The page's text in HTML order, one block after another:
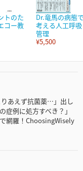
トのた
コー教
Dr.竜馬の病態
考える人工呼吸
管理
¥5,500
りあえず抗菌薬…」出し
症例に処方すべき？」
網羅！ChoosingWisely